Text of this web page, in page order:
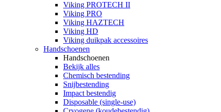
Viking PROTECH II
Viking PRO
Viking HAZTECH
Viking HD
Viking duikpak accessoires
Handschoenen
Handschoenen
Bekijk alles
Chemisch bestending
Snijbestending
Impact bestendig
Disposable (single-use)